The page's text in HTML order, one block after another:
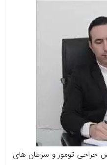
جراحی تومور و سرطان های